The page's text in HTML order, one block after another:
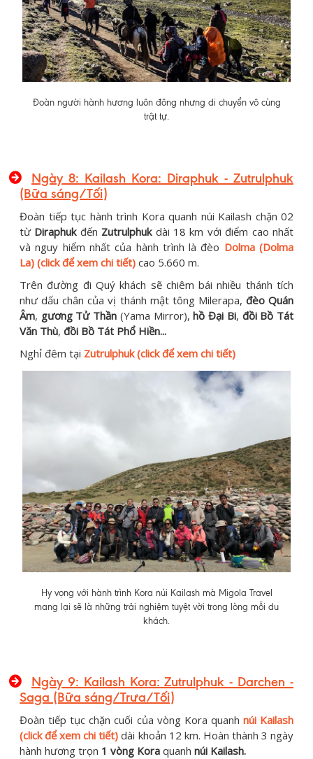
Đoàn người hành hương luôn đông nhưng di chuyển vô cùng
trật tự.
Ngày 8: Kailash Kora: Diraphuk - Zutrulphuk
(Bữa sáng/Tối)
Đoàn tiếp tục hành trình Kora quanh núi Kailash chặn 02
từ Diraphukđến Zutrulphuk dài 18 km với điểm cao nhất
và nguy hiểm nhất của hành trình là đèo Dolma (Dolma
La) (click để xem chi tiết) cao 5.660 m.
Trên đường đi Quý khách sẽ chiêm bái nhiều thánh tích
như dấu chân của vị thánh mật tông Milerapa, đèo Quán
Âm, gương Tử Thần (Yama Mirror),hồ Đại Bi, đồi Bồ Tát
Văn Thù, đồi Bồ Tát Phổ Hiền...
Nghỉ đêm tại Zutrulphuk (click để xem chi tiết)
Hy vọng với hành trình Kora núi Kailash mà Migola Travel
mang lại sẽ là những trải nghiệm tuyệt vời trong lòng mỗi du
khách.
Ngày 9: Kailash Kora: Zutrulphuk - Darchen -
Saga (Bữa sáng/Trưa/Tối)
Đoàn tiếp tục chặn cuối của vòng Kora quanh núi Kailash
(click để xem chi tiết) dài khoản 12 km. Hoàn thành 3 ngày
hành hương trọn 1 vòng Kora quanh núi Kailash.